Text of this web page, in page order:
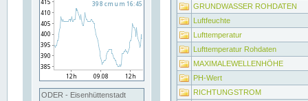
ODER - Eisenhüttenstadt
GRUNDWASSER ROHDATEN
Luftfeuchte
Lufttemperatur
Lufttemperatur Rohdaten
MAXIMALEWELLENHÖHE
PH-Wert
RICHTUNGSTROM